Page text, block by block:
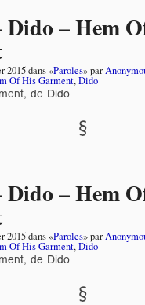
Dido – Hem
2015dans «Paroles» par
Of His Garment,Dido
de Dido
Dido – Hem
2015dans «Paroles» par
Of His Garment,Dido
de Dido